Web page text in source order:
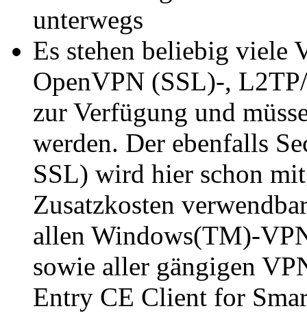
unterwegs
Es stehen beliebig viele
OpenVPN (SSL)-,
zur Verfügung und
werden. Der ebenfalls
SSL) wird hier schon
Zusatzkosten
allen Windows(TM)-
sowie aller gängigen
Entry CE Client for